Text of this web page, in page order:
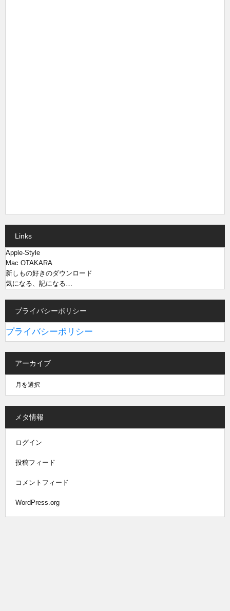
Links
Apple-Style
Mac OTAKARA
新しもの好きのダウンロード
気になる、記になる…
プライバシーポリシー
プライバシーポリシー
アーカイブ
メタ情報
ログイン
投稿フィード
コメントフィード
WordPress.org